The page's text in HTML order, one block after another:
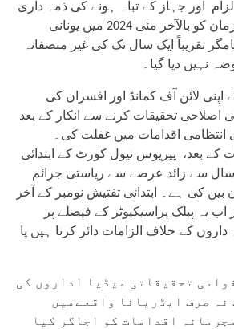
اور جہاز کے تباہ ہونے کی ذمہ داری
عائد کر دی۔ ان 9 ملزمان کو بالآخر مئی 2024 میں یونانی
تقریباً ایک سال تک کی غیر منصفانہ
نہیں دیا گیا۔
اپنی لائن آف کمانڈ اور افسران کی
اصلاحی تحقیقات کرنے سے انکار کے بعد
انتظامی اقدامات میں غفلت کی۔
کے بعد، پیریوس نیول کورٹ کے ابتدائی
سال سے زائد عرصے سے ریاستی جرائم
کی ہے۔ ابتدائی تفتیش نومبر کے آخر
یہ پبلک پراسیکیوٹر کے فیصلے پر
کے خلاف الزامات دائر کرنا ہیں یا
تحقیقاتی میڈیا اداروں کی
نہ صرف ایڈریانا واقعےمیں
اقدامات کو اجاگر کیا